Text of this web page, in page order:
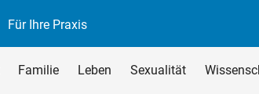
Für Ihre Praxis
Familie Leben Sexualität